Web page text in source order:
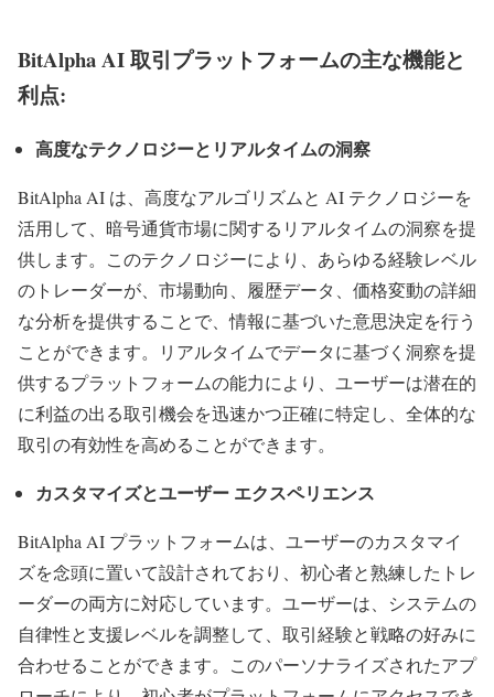
BitAlpha AI 取引プラットフォームの主な機能と
利点:
高度なテクノロジーとリアルタイムの洞察
BitAlpha AI は、高度なアルゴリズムと AI テクノロジーを
活用して、暗号通貨市場に関するリアルタイムの洞察を提
供します。このテクノロジーにより、あらゆる経験レベル
のトレーダーが、市場動向、履歴データ、価格変動の詳細
な分析を提供することで、情報に基づいた意思決定を行う
ことができます。リアルタイムでデータに基づく洞察を提
供するプラットフォームの能力により、ユーザーは潜在的
に利益の出る取引機会を迅速かつ正確に特定し、全体的な
取引の有効性を高めることができます。
カスタマイズとユーザー エクスペリエンス
BitAlpha AI プラットフォームは、ユーザーのカスタマイ
ズを念頭に置いて設計されており、初心者と熟練したトレ
ーダーの両方に対応しています。ユーザーは、システムの
自律性と支援レベルを調整して、取引経験と戦略の好みに
合わせることができます。このパーソナライズされたアプ